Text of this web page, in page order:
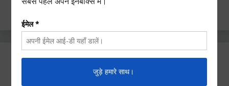
for:
Ctrl+D दबाएँ हमे बुकमार्क / सेव करने के